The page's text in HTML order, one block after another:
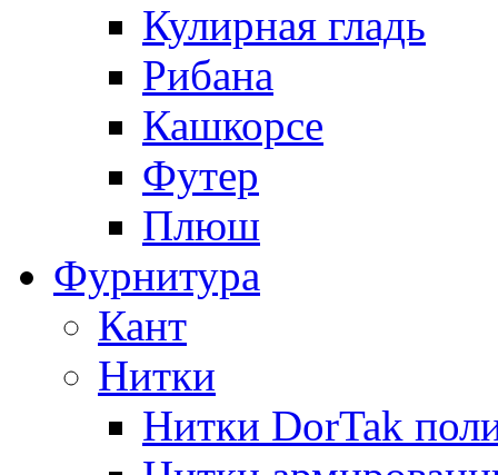
Кулирная гладь
Рибана
Кашкорсе
Футер
Плюш
Фурнитура
Кант
Нитки
Нитки DorTak